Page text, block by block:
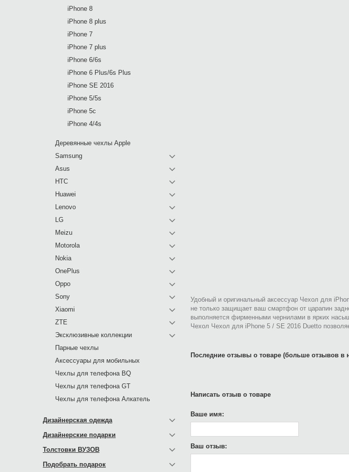
Удобный и оригинальный аксессуар Чехол для
не только защищает ваш смартфон от царапин
выполняется фирменными чернилами в ярких
Чехол Чехол для iPhone 5 / SE 2016 Duetto
Последние отзывы о товаре (больше отзывов в
Написать отзыв о товаре
Ваше имя:
Ваш отзыв:
iPhone 8
iPhone 8 plus
iPhone 7
iPhone 7 plus
iPhone 6/6s
iPhone 6 Plus/6s Plus
iPhone SE 2016
iPhone 5/5s
iPhone 5c
iPhone 4/4s
Деревянные чехлы Apple
Samsung
Asus
HTC
Huawei
Lenovo
LG
Meizu
Motorola
Nokia
OnePlus
Oppo
Sony
Xiaomi
ZTE
Эксклюзивные коллекции
Парные чехлы
Аксессуары для мобильных
Чехлы для телефона BQ
Чехлы для телефона GT
Чехлы для телефона Алкатель
Дизайнерская одежда
Дизайнерские подарки
Толстовки ВУЗОВ
Подобрать подарок